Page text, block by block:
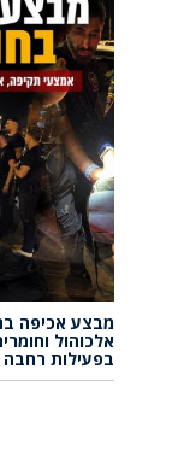
מבצע אכיפה
אלכוהול
בפעילות רחבה